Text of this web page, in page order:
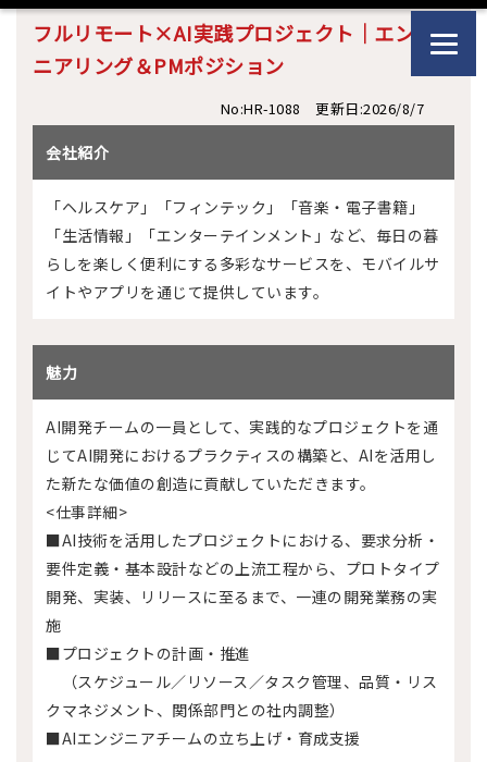
フルリモート×AI実践プロジェクト｜エンジ
ニアリング＆PMポジション
No:HR-1088 更新日:2026/8/7
会社紹介
「ヘルスケア」「フィンテック」「音楽・電子書籍」
「生活情報」「エンターテインメント」など、毎日の暮
らしを楽しく便利にする多彩なサービスを、モバイルサ
イトやアプリを通じて提供しています。
魅力
AI開発チームの一員として、実践的なプロジェクトを通
じてAI開発におけるプラクティスの構築と、AIを活用し
た新たな価値の創造に貢献していただきます。
<仕事詳細>
■AI技術を活用したプロジェクトにおける、要求分析・
要件定義・基本設計などの上流工程から、プロトタイプ
開発、実装、リリースに至るまで、一連の開発業務の実
施
■プロジェクトの計画・推進
（スケジュール／リソース／タスク管理、品質・リス
クマネジメント、関係部門との社内調整）
■AIエンジニアチームの立ち上げ・育成支援